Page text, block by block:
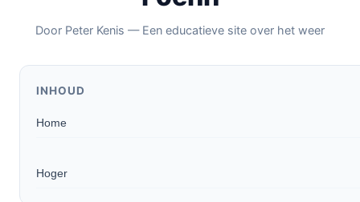
Door Peter Kenis — Een educatieve site over het weer
INHOUD
Home
Hoger